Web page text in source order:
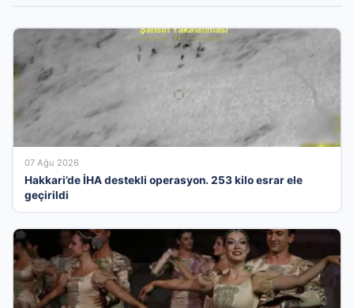
07 Ağu 2026
Hakkari’de İHA destekli operasyon. 253 kilo esrar ele
geçirildi